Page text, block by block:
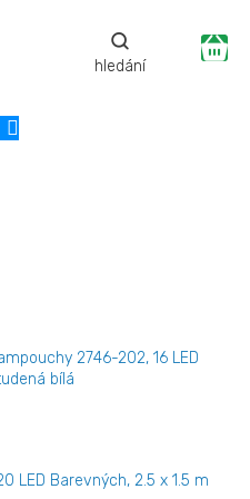
2746-202, 16 LED
bílá
LED Barevných, 2.5 x 1.5 m